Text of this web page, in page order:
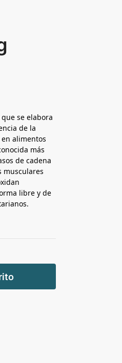
se elabora
de la
alimentos
más
de cadena
musculares
libre y de